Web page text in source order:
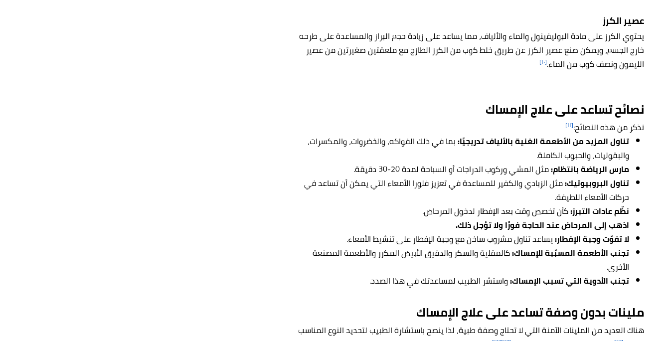
عصير الكرز
يحتوي الكرز على مادة البوليفينول والماء والألياف، مما يساعد على زيادة حجم البراز والمساعدة على طرحه
خارج الجسم، ويمكن صنع عصير الكرز عن طريق خلط كوب من الكرز الطازج مع ملعقتين صغيرتين من عصير
الليمون ونصف كوب من الماء.[١٠]
نصائح تساعد على علاج الإمساك
نذكر من هذه النصائح:[١١]
تناول المزيد من الأطعمة الغنية بالألياف تدريجيًا:بما في ذلك الفواكه، والخضروات، والمكسرات،
والبقوليات، والحبوب الكاملة.
مارس الرياضة بانتظام:مثل المشي وركوب الدراجات أو السباحة لمدة 20-30 دقيقة.
تناول البروبيوتيك:مثل الزبادي والكفير للمساعدة في تعزيز فلورا الأمعاء التي يمكن أن تساعد في
حركات الأمعاء اللطيفة.
نظّم عادات التبرز:كأن تخصص وقت بعد الإفطار لدخول المرحاض.
اذهب إلى المرحاض عند الحاجة فورًا ولا تؤجل ذلك.
لا تفوّت وجبة الإفطار:يساعد تناول مشروب ساخن مع وجبة الإفطار على تنشيط الأمعاء.
تجنب الأطعمة المسبّبة للإمساك:كالمقلية والسكر والدقيق الأبيض المكرر والأطعمة المصنعة
الأخرى.
تجنب الأدوية التي تسبب الإمساك:واستشر الطبيب لمساعدتك في هذا الصدد.
ملينات بدون وصفة تساعد على علاج الإمساك
هناك العديد من الملينات الآمنة التي لا تحتاج وصفة طبية، لذا ينصح باستشارة الطبيب لتحديد النوع المناسب